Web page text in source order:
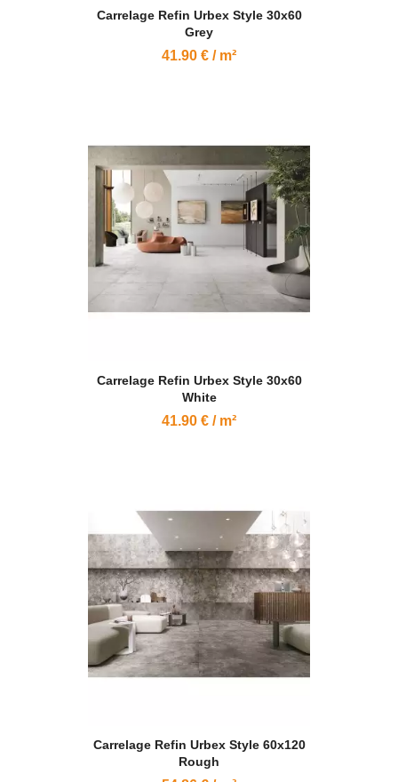
Carrelage Refin Urbex Style 30x60
Grey
41.90 € / m²
Carrelage Refin Urbex Style 30x60
White
41.90 € / m²
Carrelage Refin Urbex Style 60x120
Rough